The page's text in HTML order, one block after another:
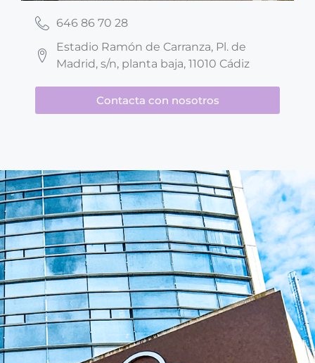
646 86 70 28
Estadio Ramón de Carranza, Pl. de
Madrid, s/n, planta baja, 11010 Cádiz
Contacta con nosotros